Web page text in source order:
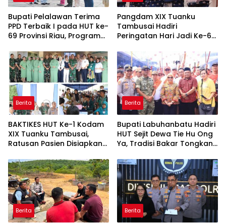
Bupati Pelalawan Terima
PPD Terbaik I pada HUT ke-
69 Provinsi Riau, Program
Sorotan
Pangdam XIX Tuanku
Tambusai Hadiri
Peringatan Hari Jadi Ke-69
Berita
BAKTIKES HUT Ke-1 Kodam
XIX Tuanku Tambusai,
Ratusan Pasien Disiapkan
Berita
Bupati Labuhanbatu Hadiri
HUT Sejit Dewa Tie Hu Ong
Ya, Tradisi Bakar Tongkang
Berita Berita